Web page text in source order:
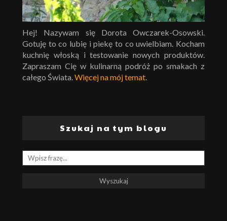
Hej! Nazywam się Dorota Owczarek-Osowski.
Gotuję to co lubię i piekę to co uwielbiam. Kocham
kuchnię włoską i testowanie nowych produktów.
Zapraszam Cię w kulinarną podróż po smakach z
całego Świata.Więcej na mój temat.
Szukaj na tym blogu